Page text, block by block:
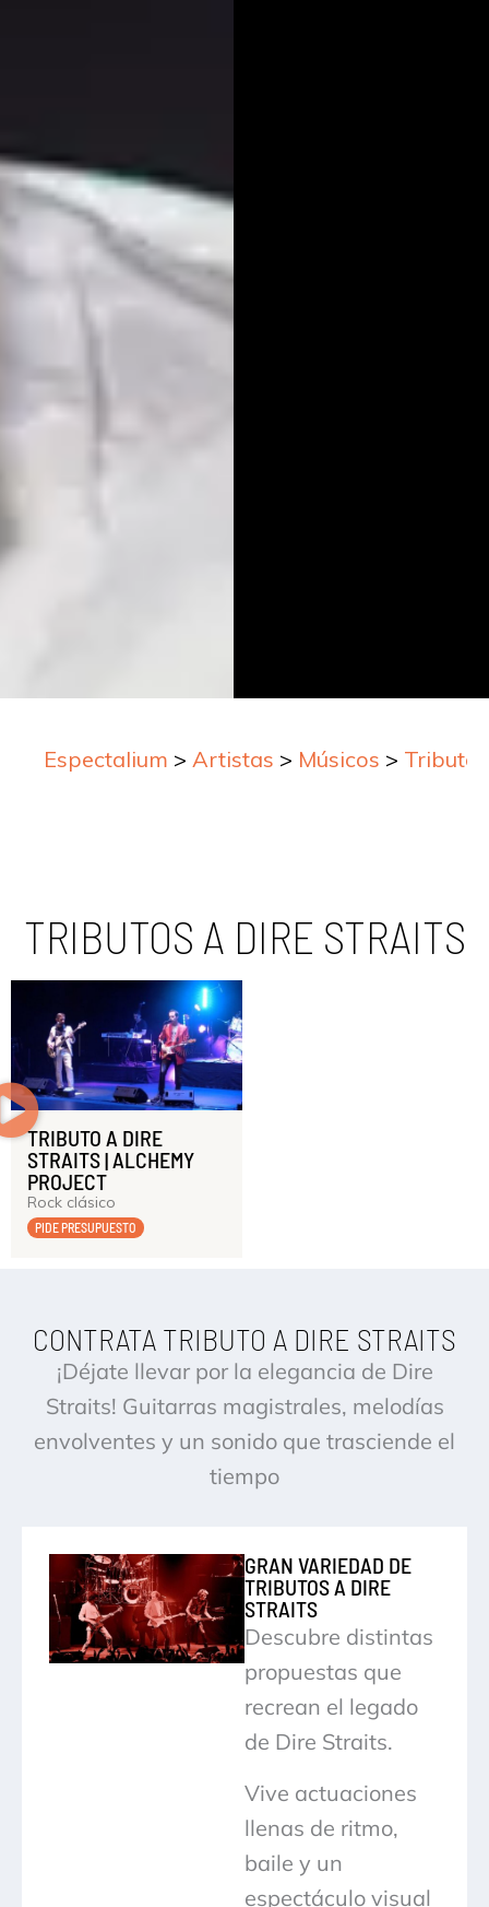
Espectalium > Artistas > Músicos > Tributo
TRIBUTOS A DIRE STRAITS
TRIBUTO A DIRE
STRAITS | ALCHEMY
PROJECT
Rock clásico
PIDE PRESUPUESTO
CONTRATA TRIBUTO A DIRE STRAITS
¡Déjate llevar por la elegancia de Dire
Straits! Guitarras magistrales, melodías
envolventes y un sonido que trasciende el
tiempo
GRAN VARIEDAD DE
TRIBUTOS A DIRE
STRAITS
Descubre distintas
propuestas que
recrean el legado
de Dire Straits.
Vive actuaciones
llenas de ritmo,
baile y un
espectáculo visual